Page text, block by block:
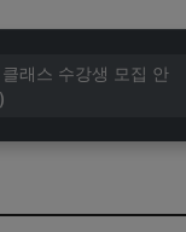
래스 수강생 모집 안